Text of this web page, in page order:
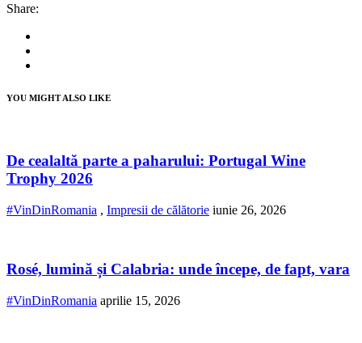
Share:
YOU MIGHT ALSO LIKE
De cealaltă parte a paharului: Portugal Wine
Trophy 2026
#VinDinRomania , Impresii de călătorie iunie 26, 2026
Rosé, lumină și Calabria: unde începe, de fapt, vara
#VinDinRomania aprilie 15, 2026